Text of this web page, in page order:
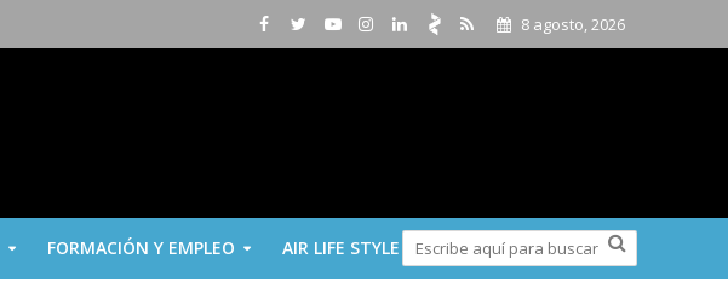
8 agosto, 2026
FORMACIÓN Y EMPLEO AIR LIFE STYLE